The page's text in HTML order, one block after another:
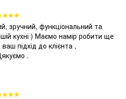
зручний, функціональний та
кухні ) Маємо намір робити ще
підхід до клієнта ,
.